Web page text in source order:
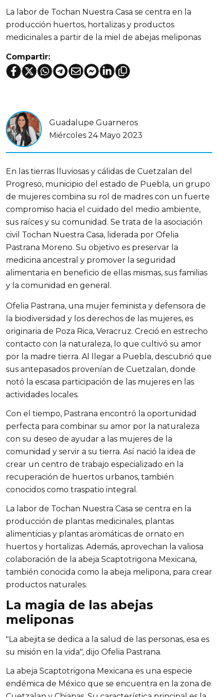
La labor de Tochan Nuestra Casa se centra en la
producción huertos, hortalizas y productos
medicinales a partir de la miel de abejas meliponas
Compartir:
Guadalupe Guarneros
Miércoles 24 Mayo 2023
En las tierras lluviosas y cálidas de Cuetzalan del
Progreso, municipio del estado de Puebla, un grupo
de mujeres combina su rol de madres con un fuerte
compromiso hacia el cuidado del medio ambiente,
sus raíces y su comunidad. Se trata de la asociación
civil Tochan Nuestra Casa, liderada por Ofelia
Pastrana Moreno. Su objetivo es preservar la
medicina ancestral y promover la seguridad
alimentaria en beneficio de ellas mismas, sus familias
y la comunidad en general.
Ofelia Pastrana, una mujer feminista y defensora de
la biodiversidad y los derechos de las mujeres, es
originaria de Poza Rica, Veracruz. Creció en estrecho
contacto con la naturaleza, lo que cultivó su amor
por la madre tierra. Al llegar a Puebla, descubrió que
sus antepasados provenían de Cuetzalan, donde
notó la escasa participación de las mujeres en las
actividades locales.
Con el tiempo, Pastrana encontró la oportunidad
perfecta para combinar su amor por la naturaleza
con su deseo de ayudar a las mujeres de la
comunidad y servir a su tierra. Así nació la idea de
crear un centro de trabajo especializado en la
recuperación de huertos urbanos, también
conocidos como traspatio integral.
La labor de Tochan Nuestra Casa se centra en la
producción de plantas medicinales, plantas
alimenticias y plantas aromáticas de ornato en
huertos y hortalizas. Además, aprovechan la valiosa
colaboración de la abeja Scaptotrigona Mexicana,
también conocida como la abeja melipona, para crear
productos naturales.
La magia de las abejas
meliponas
"La abejita se dedica a la salud de las personas, esa es
su misión en la vida", dijo Ofelia Pastrana.
La abeja Scaptotrigona Mexicana es una especie
endémica de México que se encuentra en la zona de